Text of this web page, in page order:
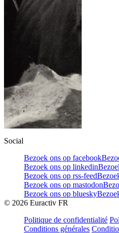
Social
Bezoek ons op facebook
Bezoek ons op linkedin
Bezoek ons op rss-feed
Bezoek ons op mastodon
Bezoek ons op bluesky
© 2026 Euractiv FR
Politique de confidentialité
Conditions générales